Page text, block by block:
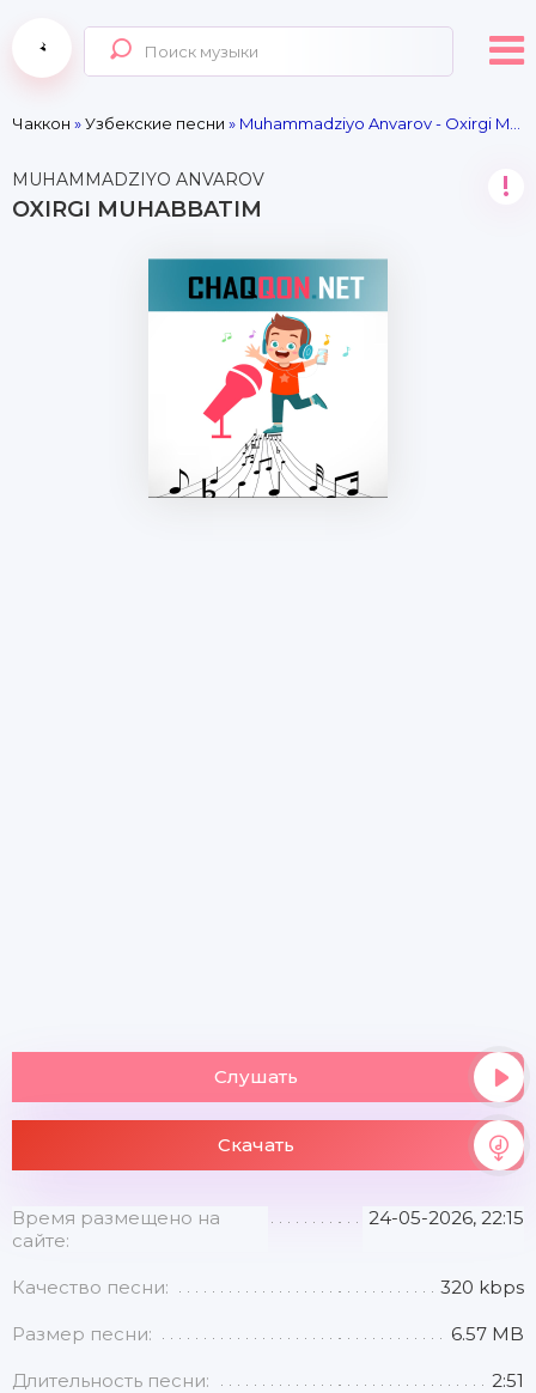
Чаккон »Узбекские песни » Muhammadziyo Anvarov - Oxirgi Muhabbatim
MUHAMMADZIYO ANVAROV
OXIRGI MUHABBATIM
!
Слушать
Скачать
Время размещено на
сайте:
24-05-2026, 22:15
Качество песни: 320 kbps
Размер песни: 6.57 MB
Длительность песни: 2:51